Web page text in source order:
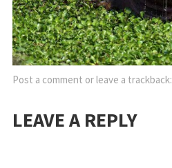
Post a comment or leave a trackback:
LEAVE A REPLY